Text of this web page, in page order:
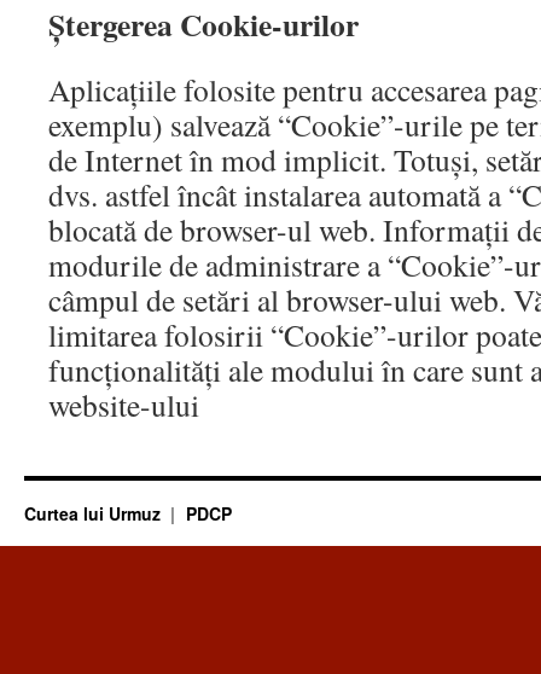
Ștergerea Cookie-urilor
Aplicațiile folosite pentru accesarea
exemplu) salvează “Cookie”-urile pe
de Internet în mod implicit. Totuși,
dvs. astfel încât instalarea automată a
blocată de browser-ul web. Informații
modurile de administrare a “Cookie”-
câmpul de setări al browser-ului web.
limitarea folosirii “Cookie”-urilor
funcționalități ale modului în care sunt
website-ului
Curtea lui Urmuz PDCP